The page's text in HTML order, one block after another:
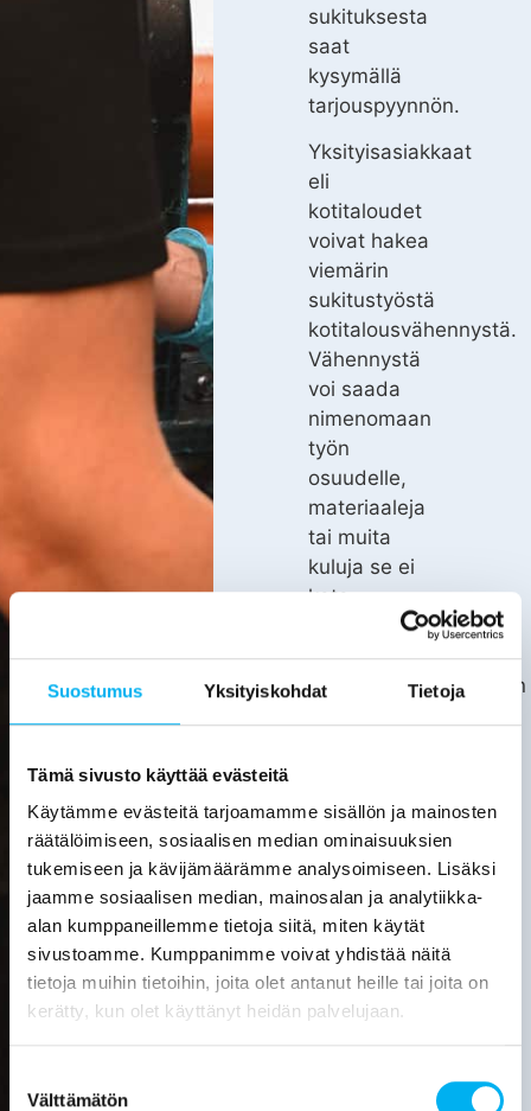
Suostumus Yksityiskohdat Tietoja
Tämä sivusto käyttää evästeitä
Käytämme evästeitä tarjoamamme sisällön ja mainosten
räätälöimiseen, sosiaalisen median ominaisuuksien
tukemiseen ja kävijämäärämme analysoimiseen. Lisäksi
jaamme sosiaalisen median, mainosalan ja analytiikka-
alan kumppaneillemme tietoja siitä, miten käytät
sivustoamme. Kumppanimme voivat yhdistää näitä
tietoja muihin tietoihin, joita olet antanut heille tai joita on
kerätty, kun olet käyttänyt heidän palvelujaan.
valinta
Välttämätön
sukituksesta
saat
kysymällä
tarjouspyynnön.
Yksityisasiakkaat
eli
kotitaloudet
voivat hakea
viemärin
sukitustyöstä
kotitalousvähennystä.
Vähennystä
voi saada
nimenomaan
työn
osuudelle,
materiaaleja
tai muita
kuluja se ei
kata.
huolehtii
kotitalousvähennyksen
tiedot
löytyvät
verottajan
sivuilta.
Laske
viemärin
sukituksen
hinta